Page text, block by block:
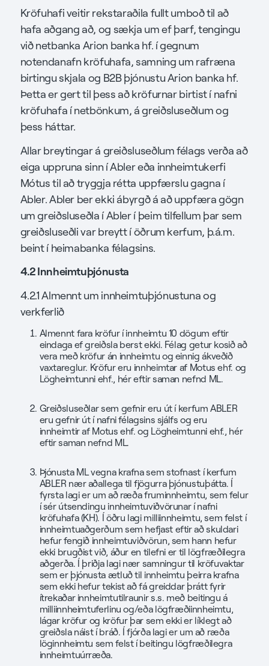
Kröfuhafi veitir rekstaraðila fullt umboð til að
hafa aðgang að, og sækja um ef þarf, tengingu
við netbanka Arion banka hf. í gegnum
notendanafn kröfuhafa, samning um rafræna
birtingu skjala og B2B þjónustu Arion banka hf.
Þetta er gert til þess að kröfurnar birtist í nafni
kröfuhafa í netbönkum, á greiðsluseðlum og
þess háttar.
Allar breytingar á greiðsluseðlum félags verða að
eiga uppruna sinn í Abler eða innheimtukerfi
Mótus til að tryggja rétta uppfærslu gagna í
Abler. Abler ber ekki ábyrgð á að uppfæra gögn
um greiðsluseðla í Abler í þeim tilfellum þar sem
greiðsluseðli var breytt í öðrum kerfum, þ.á.m.
beint í heimabanka félagsins.
4.2 Innheimtuþjónusta
4.2.1 Almennt um innheimtuþjónustuna og
verkferlið
Almennt fara kröfur í innheimtu 10 dögum eftir
eindaga ef greiðsla berst ekki. Félag getur kosið að
vera með kröfur án innheimtu og einnig ákveðið
vaxtareglur. Kröfur eru innheimtar af Motus ehf. og
Lögheimtunni ehf., hér eftir saman nefnd ML.
Greiðsluseðlar sem gefnir eru út í kerfum ABLER
eru gefnir út í nafni félagsins sjálfs og eru
innheimtir af Motus ehf. og Lögheimtunni ehf., hér
eftir saman nefnd ML.
Þjónusta ML vegna krafna sem stofnast í kerfum
ABLER nær aðallega til fjögurra þjónustuþátta. Í
fyrsta lagi er um að ræða fruminnheimtu, sem felur
í sér útsendingu innheimtuviðvörunar í nafni
kröfuhafa (KH). Í öðru lagi milliinnheimtu, sem felst í
innheimtuaðgerðum sem hefjast eftir að skuldari
hefur fengið innheimtuviðvörun, sem hann hefur
ekki brugðist við, áður en tilefni er til lögfræðilegra
aðgerða. Í þriðja lagi nær samningur til kröfuvaktar
sem er þjónusta ætluð til innheimtu þeirra krafna
sem ekki hefur tekist að fá greiddar þrátt fyrir
ítrekaðar innheimtutilraunir s.s. með beitingu á
milliinnheimtuferlinu og/eða lögfræðiinnheimtu,
lágar kröfur og kröfur þar sem ekki er líklegt að
greiðsla náist í bráð. Í fjórða lagi er um að ræða
löginnheimtu sem felst í beitingu lögfræðilegra
innheimtuúrræða.